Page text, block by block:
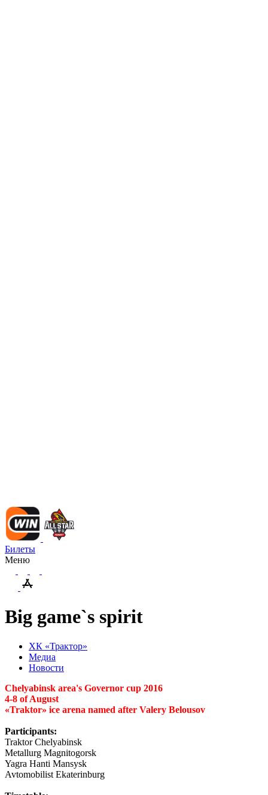
Билеты
Меню
Big game`s spirit
ХК «Трактор»
Медиа
Новости
Chelyabinsk area's Governor cup 2016
4-8 of August
«Traktor» ice arena named after Valery Belousov
Participants:
Traktor Chelyabinsk
Metallurg Magnitogorsk
Yagra Hanti Mansysk
Avtomobilist Ekaterinburg